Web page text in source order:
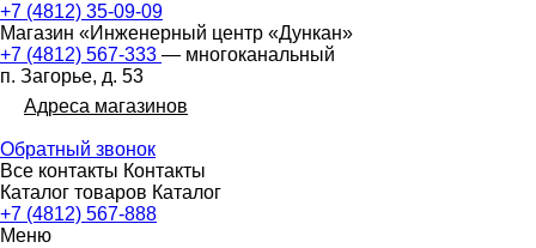
+7 (4812) 35-09-09
Магазин «Инженерный центр «Дункан»
+7 (4812) 567-333 — многоканальный
п. Загорье, д. 53
Адреса магазинов
Обратный звонок
Все контакты Контакты
Каталог товаров Каталог
+7 (4812) 567-888
Меню